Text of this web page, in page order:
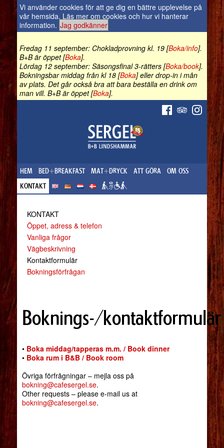
Vi använder cookies för att ge dig en bättre upplevelse på
vår hemsida. Läs mer om cookies och hur vi hanterar
information. Jag godkänner
Fredag 11 september: Chokladprovning kl. 19 [Boka/info].
B+B är öppet [Boka].
Lördag 12 september: Säsongsfinal 3-rätters [Boka/book].
Bokningsbar middag från kl 18 [Boka] eller drop-in i mån
av plats. Det går också bra att bara beställa en drink om
man vill. B+B är öppet [Boka].
HEM BED+BREAKFAST MAT+DRYCK ATT GÖRA
OM OSS
KONTAKT
KONTAKT
Öppet, adress & telefon
Vanliga frågor
Vägbeskrivning
Kontaktformulär
Bokningsförfrågan
Boknings-/kontaktformulär
• Boka middag/tapperas m.m. / Book dinner
• Boka rum i B&B / Book room
Övriga förfrågningar – mejla oss på
bokning@cafesergel.se.
Other requests – please e-mail us at
bokning@cafesergel.se.